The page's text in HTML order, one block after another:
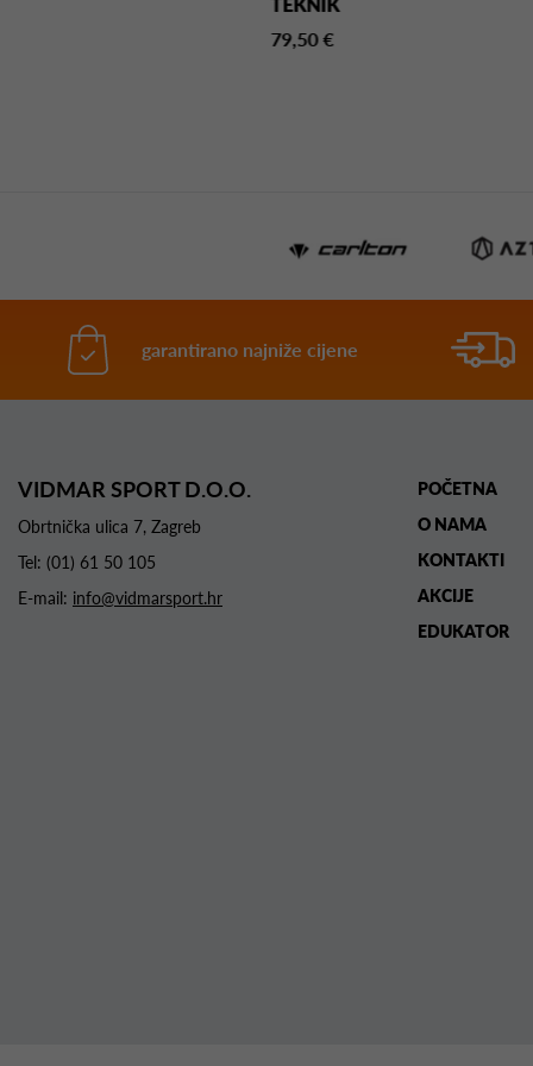
79,50 €
garantirano najniže cijene
VIDMAR SPORT D.O.O.
Obrtnička ulica 7, Zagreb
Tel: (01) 61 50 105
E-mail: info@vidmarsport.hr
POČETNA
O NAMA
KONTAKTI
AKCIJE
EDUKATOR